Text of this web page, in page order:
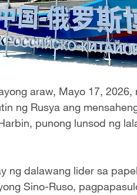
araw, Mayo 17,
ng Rusya ang
punong lunsod ng
ng dalawang lider sa
Sino-Ruso,